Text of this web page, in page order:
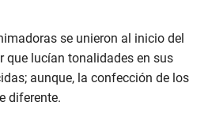
se unieron al inicio del
que lucían tonalidades en sus
aunque, la confección de los
diferente.